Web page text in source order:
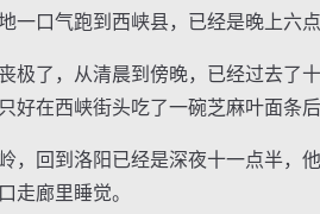
口气跑到西峡县，已经是晚上六点
了，从清晨到傍晚，已经过去了十
好在西峡街头吃了一碗芝麻叶面条
回到洛阳已经是深夜十一点半，他
走廊里睡觉。